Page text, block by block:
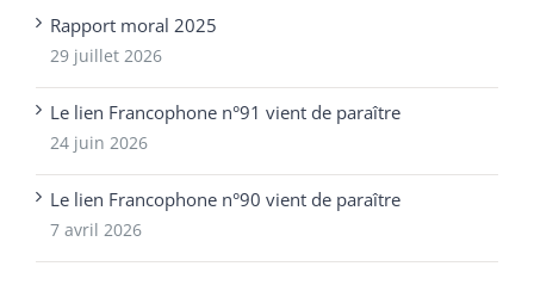
Rapport moral 2025
29 juillet 2026
Le lien Francophone n°91 vient de paraître
24 juin 2026
Le lien Francophone n°90 vient de paraître
7 avril 2026